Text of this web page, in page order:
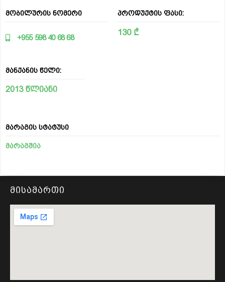
მობილურის ნომერი
+955 598 40 68 68
პროდუქტის ფასი:
130 ₾
მანქანის წელი:
2013 წლიანი
მარაგის სტატუსი
მარაგშია
მისამართი